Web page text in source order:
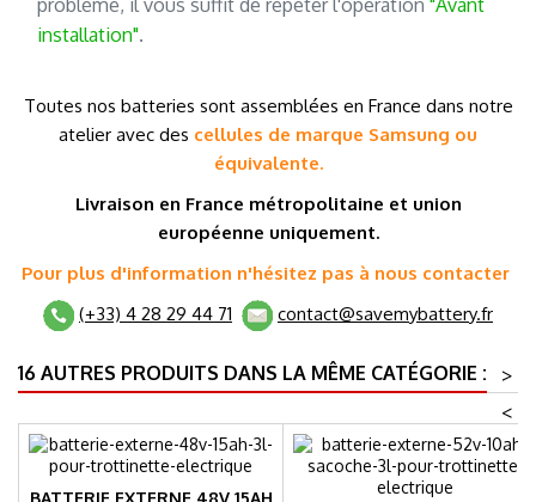
installation".
Toutes nos batteries sont assemblées en France dans notre
atelier avec des cellules de marque Samsung ou
équivalente.
Livraison en France métropolitaine et union
européenne uniquement.
Pour plus d'information n'hésitez pas à nous contacter
(+33) 4 28 29 44 71
contact@savemybattery.fr
16 AUTRES PRODUITS DANS LA MÊME CATÉGORIE :
>
<
BATTERIE EXTERNE 48V 15AH